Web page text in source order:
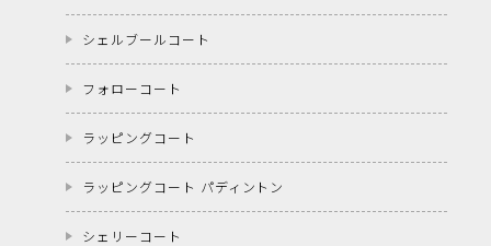
シェルブールコート
フォローコート
ラッピングコート
ラッピングコート パディントン
シェリーコート